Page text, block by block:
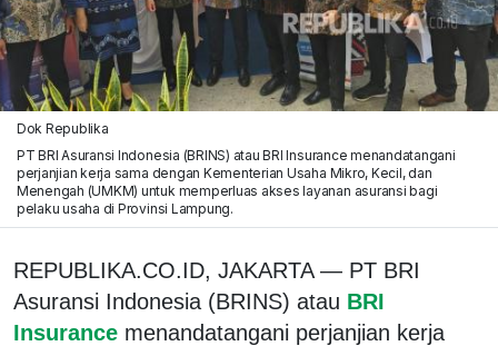
Dok Republika
PT BRI Asuransi Indonesia (BRINS) atau BRI Insurance menandatangani
perjanjian kerja sama dengan Kementerian Usaha Mikro, Kecil, dan
Menengah (UMKM) untuk memperluas akses layanan asuransi bagi
pelaku usaha di Provinsi Lampung.
REPUBLIKA.CO.ID, JAKARTA — PT BRI
Asuransi Indonesia (BRINS) atau BRI
Insurance menandatangani perjanjian kerja